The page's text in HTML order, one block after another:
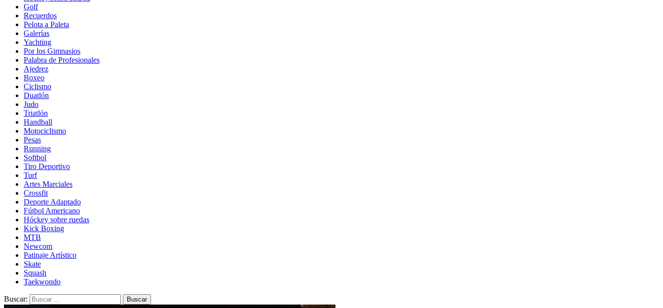
Golf
Recuerdos
Pelota a Paleta
Galerías
Yachting
Por los Gimnasios
Palabra de Profesionales
Ajedrez
Boxeo
Ciclismo
Duatlón
Judo
Triatlón
Handball
Motociclismo
Pesas
Running
Softbol
Tiro Deportivo
Turf
Artes Marciales
Crossfit
Deporte Adaptado
Fútbol Americano
Hóckey sobre ruedas
Kick Boxing
MTB
Newcom
Patinaje Artístico
Skate
Squash
Taekwondo
Buscar: